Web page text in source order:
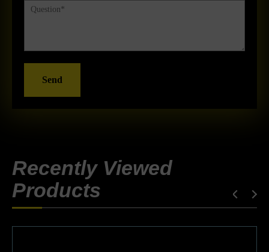
Send
Recently Viewed
Products